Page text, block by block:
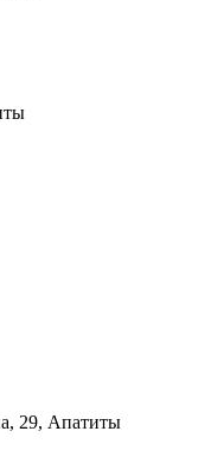
29, Апатиты